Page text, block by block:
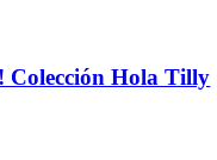
Colección Hola Tilly